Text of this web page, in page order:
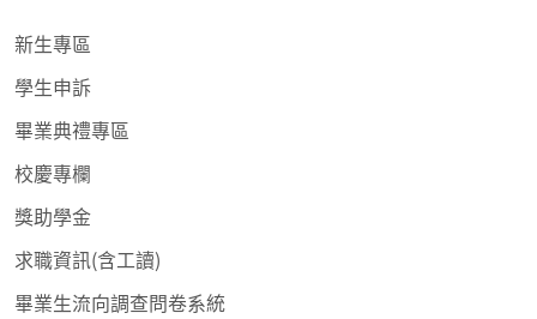
新生專區
學生申訴
畢業典禮專區
校慶專欄
獎助學金
求職資訊(含工讀)
畢業生流向調查問卷系統